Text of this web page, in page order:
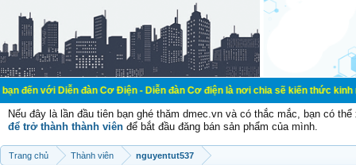
đàn Cơ Điện - Diễn đàn Cơ điện là nơi chia sẽ kiến thức kinh nghiệm
Nếu đây là lần đầu tiên bạn ghé thăm dmec.vn và có thắc mắc, bạn có
để trở thành thành viên để bắt đầu đăng bán sản phẩm của mình.
Trang chủ Thành viên nguyentut537